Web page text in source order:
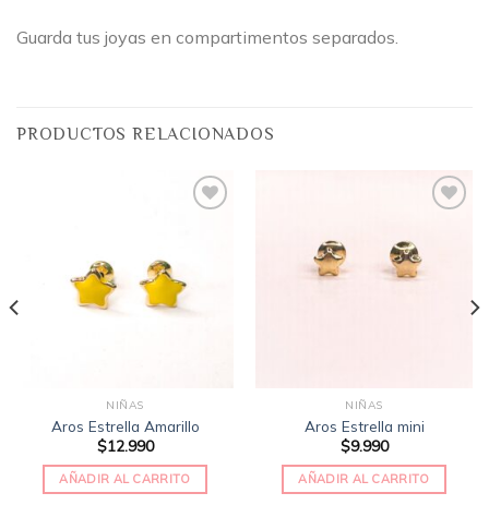
Guarda tus joyas en compartimentos separados.
PRODUCTOS RELACIONADOS
deseos
NIÑAS
Aros Estrella Amarillo
$12.990
AÑADIR AL CARRITO
NIÑAS
Aros Estrella mini
$9.990
AÑADIR AL CARRITO